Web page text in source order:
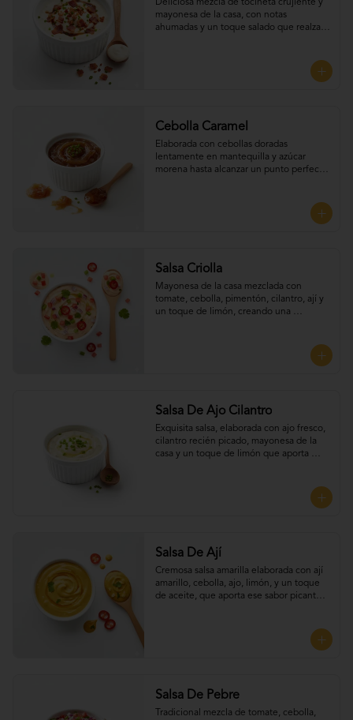
Deliciosa mezcla de tocineta crujiente y
mayonesa de la casa, con notas
ahumadas y un toque salado que realza
Cebolla Caramel
Elaborada con cebollas doradas
lentamente en mantequilla y azúcar
morena hasta alcanzar un punto perfecto
Salsa Criolla
Mayonesa de la casa mezclada con
tomate, cebolla, pimentón, cilantro, ají y
un toque de limón, creando una
Salsa De Ajo Cilantro
Exquisita salsa, elaborada con ajo fresco,
cilantro recién picado, mayonesa de la
casa y un toque de limón que aporta
Salsa De Ají
Cremosa salsa amarilla elaborada con ají
amarillo, cebolla, ajo, limón, y un toque
de aceite, que aporta ese sabor picante y
Salsa De Pebre
Tradicional mezcla de tomate, cebolla,